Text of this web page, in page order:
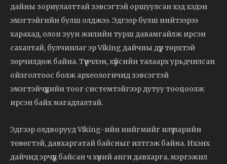
дайны зориулалттай зэвсэгтэй оршуулсан хэд хэдэн
эмэгтэйгийн булш олджээ. Эдгээр булш нийтээрээ
харахад, олон зуун жилийн турш давамгайлж ирсэн
сахалтай, булчинлаг эр Viking дайчны дүр төрхтэй
зөрчилдөж байна. Түүнчлэн, хүйсийн талаарх урьдчилсан
ойлголтоос болж археологичид зэвсэгтэй
эмэгтэйчүүдийн тоог системтэйгээр дутуу тооцоолж
ирсэн байх магадлалтай.
Эдгээр олдворууд Viking-ийн нийгмийг илүү нарийн
төвөгтэй, давхаргатай байсныг илтгэж байна. Ихэнх
дайчид эрчүүд байсан ч хүний анги давхарга, мэргэжил